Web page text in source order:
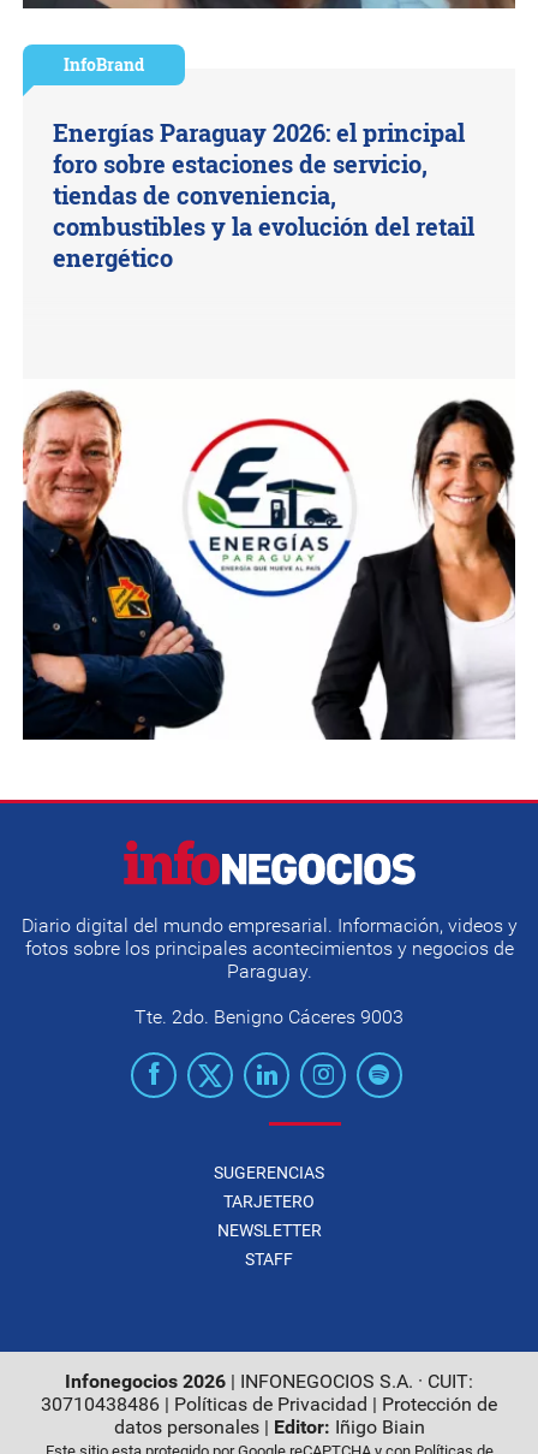
InfoBrand
Energías Paraguay 2026: el principal
foro sobre estaciones de servicio,
tiendas de conveniencia,
combustibles y la evolución del retail
energético
Diario digital del mundo empresarial. Información, videos y
fotos sobre los principales acontecimientos y negocios de
Paraguay.
Tte. 2do. Benigno Cáceres 9003
SUGERENCIAS
TARJETERO
NEWSLETTER
STAFF
Infonegocios 2026 | INFONEGOCIOS S.A. · CUIT:
30710438486 | Políticas de Privacidad | Protección de
datos personales| Editor: Iñigo Biain